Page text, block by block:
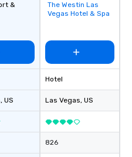
&
, US
Removed from
favorites
The Westin Las
Vegas Hotel & Spa
Hotel
Las Vegas, US
826